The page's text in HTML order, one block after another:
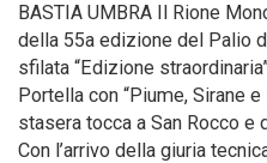
BASTIA UMBRA Il Rione
della 55a edizione del Palio
sfilata “Edizione
Portella con “Piume, Sirane
stasera tocca a San Rocco e
Con l’arrivo della giuria